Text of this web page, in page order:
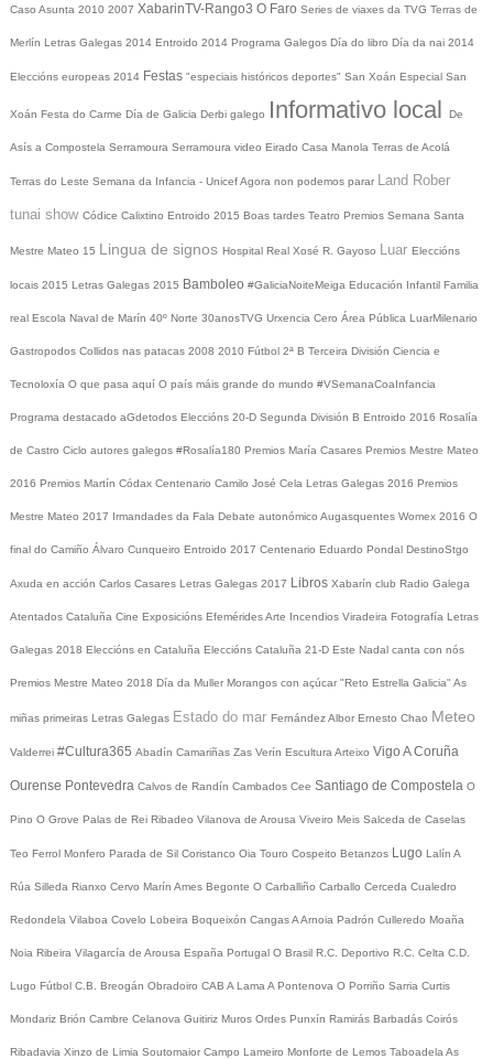
Caso Asunta 2010 2007 XabarinTV-Rango3 O Faro Series de viaxes da TVG Terras de
Merlín Letras Galegas 2014 Entroido 2014 Programa Galegos Día do libro Día da nai 2014
Eleccións europeas 2014 Festas "especiais históricos deportes" San Xoán Especial San
Xoán Festa do Carme Día de Galicia Derbi galego Informativo local De
Asís a Compostela Serramoura Serramoura video Eirado Casa Manola Terras de Acolá
Terras do Leste Semana da Infancia - UnicefAgora non podemos parar Land Rober
tunai show Códice Calixtino Entroido 2015 Boas tardes Teatro Premios Semana Santa
Mestre Mateo 15 Lingua de signos Hospital Real Xosé R. Gayoso Luar Eleccións
locais 2015 Letras Galegas 2015 Bamboleo #GaliciaNoiteMeiga Educación Infantil Familia
real Escola Naval de Marín 40º Norte 30anosTVG Urxencia Cero Área Pública LuarMilenario
Gastropodos Collidos nas patacas 2008 2010 Fútbol 2ª B Terceira División Ciencia e
Tecnoloxía O que pasa aquí O país máis grande do mundo #VSemanaCoaInfancia
Programa destacado aGdetodos Eleccións 20-D Segunda División B Entroido 2016 Rosalía
de Castro Ciclo autores galegos #Rosalía180 Premios María Casares Premios Mestre Mateo
2016 Premios Martín Códax Centenario Camilo José Cela Letras Galegas 2016 Premios
Mestre Mateo 2017 Irmandades da Fala Debate autonómico Augasquentes Womex 2016 O
final do Camiño Álvaro Cunqueiro Entroido 2017 Centenario Eduardo Pondal DestinoStgo
Axuda en acción Carlos Casares Letras Galegas 2017 Libros Xabarín club Radio Galega
Atentados Cataluña Cine Exposicións EfeméridesArte Incendios Viradeira Fotografía Letras
Galegas 2018 Eleccións en Cataluña Eleccións Cataluña 21-D Este Nadal canta con nós
Premios Mestre Mateo 2018 Día da Muller Morangos con açúcar "Reto Estrella Galicia" As
miñas primeiras Letras Galegas Estado do mar Fernández Albor Ernesto Chao Meteo
Valderrei #Cultura365 Abadín Camariñas Zas Verín Escultura Arteixo Vigo A Coruña
Ourense Pontevedra Calvos de Randín Cambados Cee Santiago de Compostela O
Pino O Grove Palas de Rei Ribadeo Vilanova de Arousa Viveiro Meis Salceda de Caselas
Teo Ferrol Monfero Parada de Sil Coristanco Oia Touro Cospeito Betanzos Lugo Lalín A
Rúa Silleda Rianxo Cervo Marín Ames Begonte O Carballiño Carballo Cerceda Cualedro
Redondela Vilaboa Covelo Lobeira Boqueixón CangasA Arnoia Padrón Culleredo Moaña
Noia Ribeira Vilagarcía de Arousa España Portugal O Brasil R.C. Deportivo R.C. Celta C.D.
Lugo Fútbol C.B. Breogán Obradoiro CAB A Lama A Pontenova O Porriño Sarria Curtis
Mondariz Brión Cambre Celanova Guitiriz Muros Ordes Punxín Ramirás Barbadás Coirós
Ribadavia Xinzo de Limia Soutomaior Campo Lameiro Monforte de Lemos Taboadela As